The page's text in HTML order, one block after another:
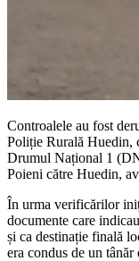
Controalele au fost
Poliție Rurală Huedin,
Drumul Național 1
Poieni către Huedin,
În urma verificărilor
documente care
și ca destinație finală
era condus de un